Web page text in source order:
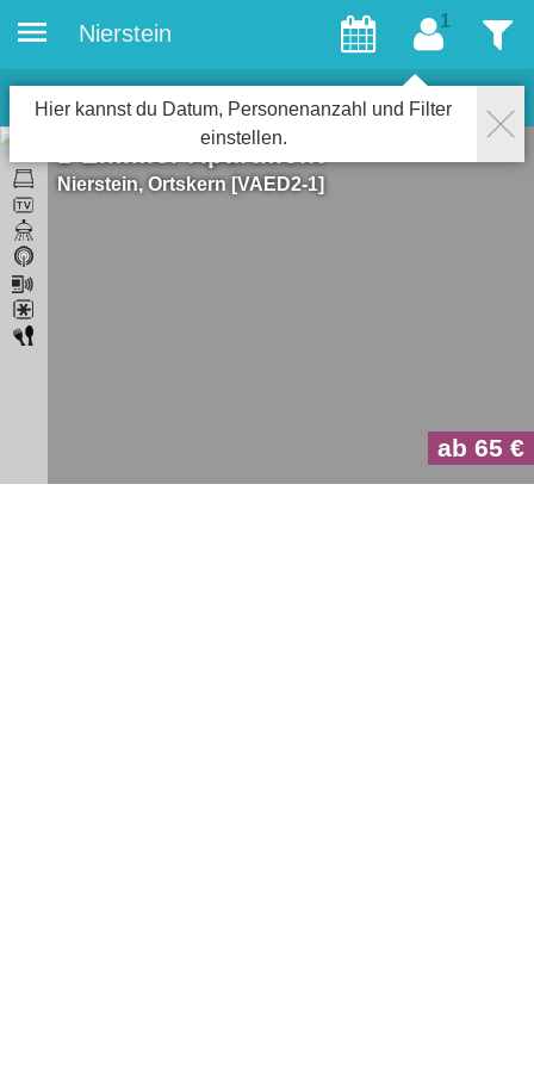
Nierstein
Gäste
Filter
Hier kannst du Datum, Personenanzahl und Filter
einstellen.
Schließen
Objekte
Nierstein Ortskern VAED2-1
ab 65